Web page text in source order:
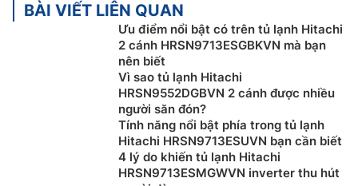
BÀI VIẾT LIÊN QUAN
Ưu điểm nổi bật có trên tủ lạnh Hitachi
2 cánh HRSN9713ESGBKVN mà bạn
nên biết
Vì sao tủ lạnh Hitachi
HRSN9552DGBVN 2 cánh được nhiều
người săn đón?
Tính năng nổi bật phía trong tủ lạnh
Hitachi HRSN9713ESUVN bạn cần biết
4 lý do khiến tủ lạnh Hitachi
HRSN9713ESMGWVN inverter thu hút